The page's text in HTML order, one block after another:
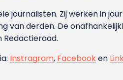
journalisten. Zij werken in
van derden. De
Instragram, Facebooken